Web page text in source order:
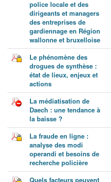
police locale et des
dirigeants et managers
des entreprises de
gardiennage en Région
wallonne et bruxelloise
Le phénomène des
drogues de synthèse :
état de lieux, enjeux et
actions
La médiatisation de
Daech : une tendance à
la baisse ?
La fraude en ligne :
analyse des modi
operandi et besoins de
recherche policière
Quels facteurs peuvent